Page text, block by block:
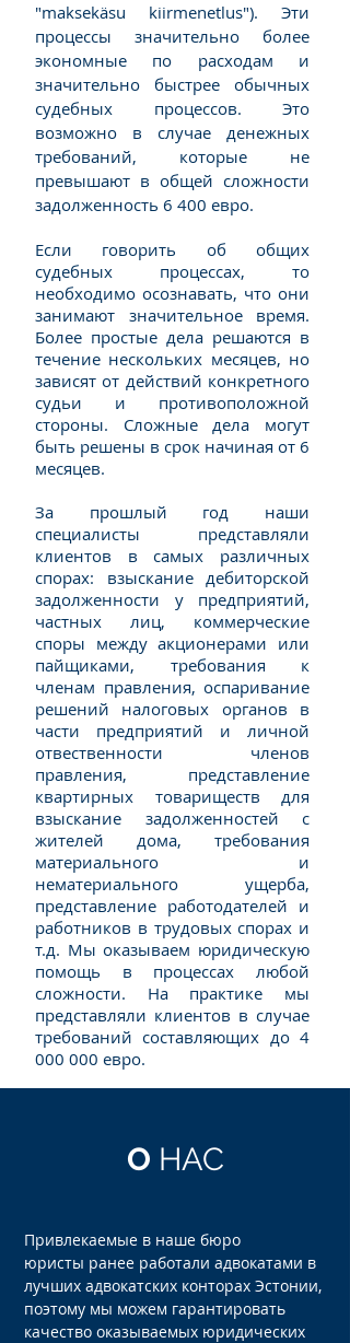
"maksekäsu kiirmenetlus"). Эти
процессы значительно более
экономные по расходам и
значительно быстрее обычных
судебных процессов. Это
возможно в случае денежных
требований, которые не
превышают в общей сложности
задолженность 6 400 евро.
Если говорить об общих
судебных процессах, то
необходимо осознавать, что они
занимают значительное время.
Более простые дела решаются в
течение нескольких месяцев, но
зависят от действий конкретного
судьи и противоположной
стороны. Сложные дела могут
быть решены в срок начиная от 6
месяцев.
За прошлый год наши
специалисты представляли
клиентов в самых различных
спорах: взыскание дебиторской
задолженности у предприятий,
частных лиц, коммерческие
споры между акционерами или
пайщиками, требования к
членам правления, оспаривание
решений налоговых органов в
части предприятий и личной
отвественности членов
правления, представление
квартирных товариществ для
взыскание задолженностей с
жителей дома, требования
материального и
нематериального ущерба,
представление работодателей и
работников в трудовых спорах и
т.д. Мы оказываем юридическую
помощь в процессах любой
сложности. На практике мы
представляли клиентов в случае
требований составляющих до 4
000 000 евро.
О НАС
Привлекаемые в наше бюро
юристы ранее работали адвокатами в
лучших адвокатских конторах Эстонии,
поэтому мы можем гарантировать
качество оказываемых юридических